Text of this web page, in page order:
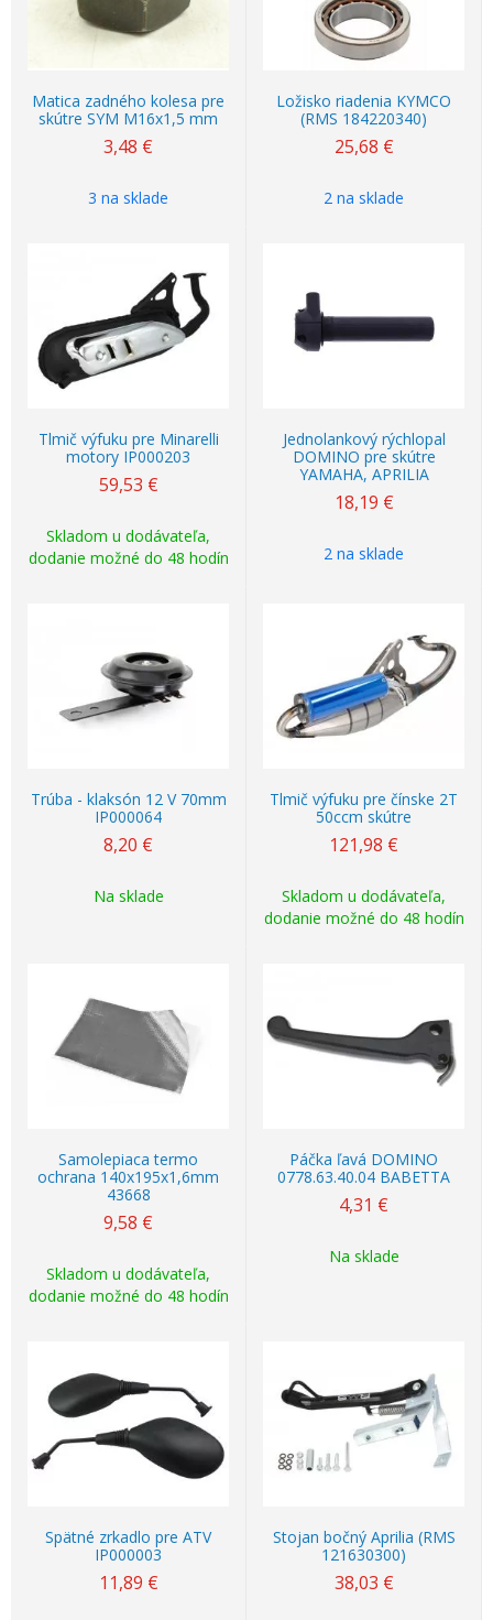
Matica zadného kolesa pre
skútre SYM M16x1,5 mm
3,48 €
3 na sklade
Ložisko riadenia KYMCO
(RMS 184220340)
25,68 €
2 na sklade
Tlmič výfuku pre Minarelli
motory IP000203
59,53 €
Skladom u dodávateľa,
dodanie možné do 48 hodín
Jednolankový rýchlopal
DOMINO pre skútre
YAMAHA, APRILIA
18,19 €
2 na sklade
Trúba - klaksón 12 V 70mm
IP000064
8,20 €
Na sklade
Tlmič výfuku pre čínske 2T
50ccm skútre
121,98 €
Skladom u dodávateľa,
dodanie možné do 48 hodín
Samolepiaca termo
ochrana 140x195x1,6mm
43668
9,58 €
Skladom u dodávateľa,
dodanie možné do 48 hodín
Páčka ľavá DOMINO
0778.63.40.04 BABETTA
4,31 €
Na sklade
Spätné zrkadlo pre ATV
IP000003
11,89 €
Stojan bočný Aprilia (RMS
121630300)
38,03 €